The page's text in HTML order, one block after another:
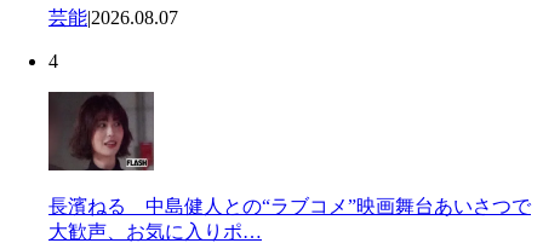
芸能|2026.08.07
4
長濱ねる 中島健人との“ラブコメ”映画舞台あいさつで
大歓声、お気に入りポ…